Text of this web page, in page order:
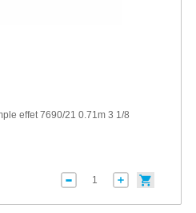
effet 7690/21 0.71m 3 1/8